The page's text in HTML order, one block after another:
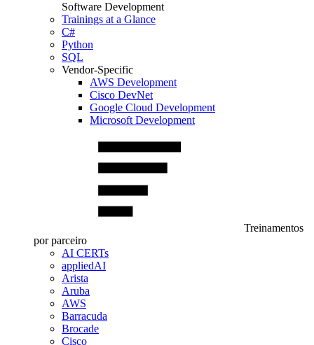
Software Development
Trainings at a Glance
C#
Python
SQL
Vendor-Specific
AWS Development
Cisco DevNet
Google Cloud Development
Microsoft Development
Treinamentos
por parceiro
AI CERTs
appliedAI
Arista
Aruba
AWS
Barracuda
Brocade
Cisco